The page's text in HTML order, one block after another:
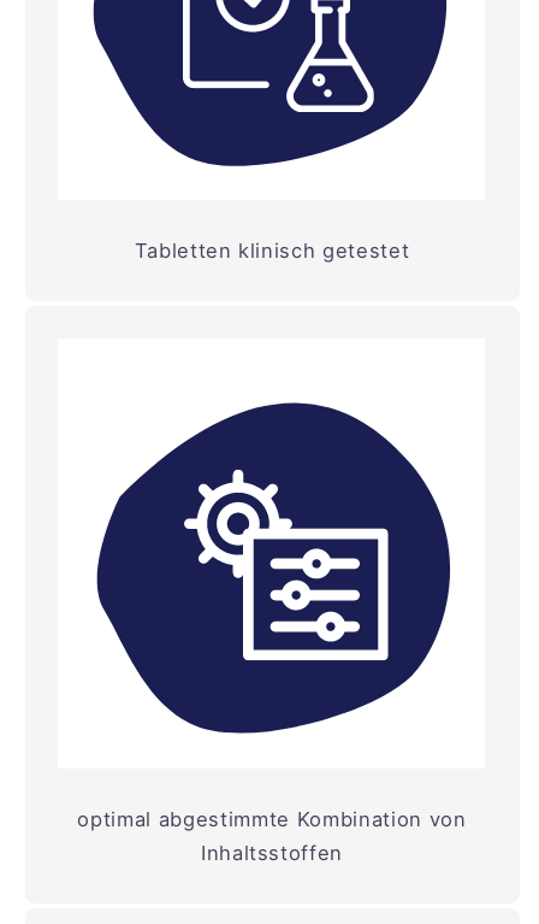
Tabletten klinisch getestet
optimal abgestimmte Kombination von
Inhaltsstoffen